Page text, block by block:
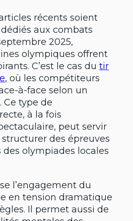
récents soient
aux combats
2025,
olympiques offrent
C’est le cas du tir
, où les compétiteurs
à-face selon un
Ce type de
à la fois
peut servir
des épreuves
olympiades locales
l’engagement du
en tension dramatique
Il permet aussi de